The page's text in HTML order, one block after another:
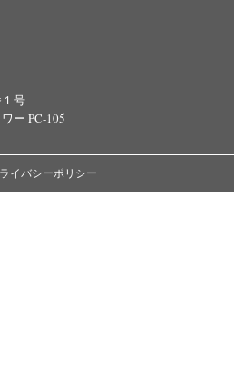
号
ー PC-105
イバシーポリシー